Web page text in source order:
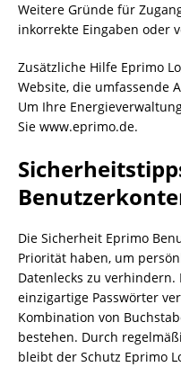
Weitere Gründe für
inkorrekte Eingaben oder
Zusätzliche Hilfe Eprimo
Website, die umfassende
Um Ihre
Sie www.eprimo.de.
Die Sicherheit Eprimo
Priorität haben, um
Datenlecks zu
einzigartige Passwörter
Kombination von
bestehen. Durch
bleibt der Schutz Eprimo